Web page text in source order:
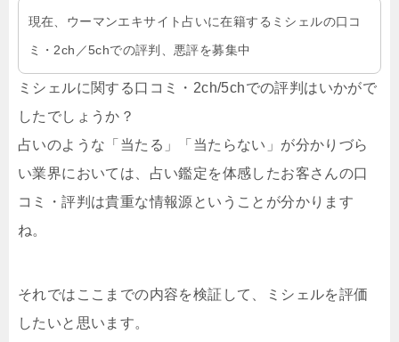
現在、ウーマンエキサイト占いに在籍するミシェルの口コ
ミ・2ch／5chでの評判、悪評を募集中
ミシェルに関する口コミ・2ch/5chでの評判はいかがで
したでしょうか？
占いのような「当たる」「当たらない」が分かりづら
い業界においては、占い鑑定を体感したお客さんの口
コミ・評判は貴重な情報源ということが分かります
ね。
それではここまでの内容を検証して、ミシェルを評価
したいと思います。